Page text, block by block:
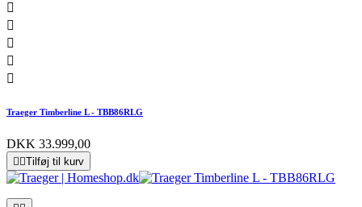





Traeger Timberline L - TBB86RLG
DKK 33.999,00
 Tilføj til kurv